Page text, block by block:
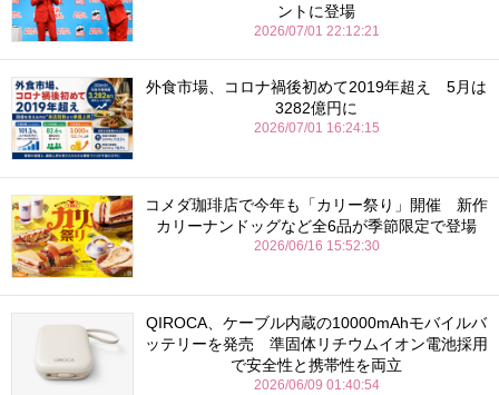
ントに登場
2026/07/01 22:12:21
外食市場、コロナ禍後初めて2019年超え 5月は
3282億円に
2026/07/01 16:24:15
コメダ珈琲店で今年も「カリー祭り」開催 新作
カリーナンドッグなど全6品が季節限定で登場
2026/06/16 15:52:30
QIROCA、ケーブル内蔵の10000mAhモバイルバ
ッテリーを発売 準固体リチウムイオン電池採用
で安全性と携帯性を両立
2026/06/09 01:40:54